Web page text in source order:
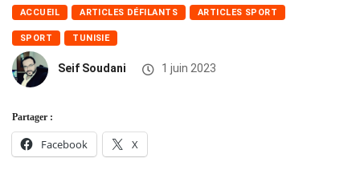
ACCUEIL ARTICLES DÉFILANTS ARTICLES SPORT
SPORT TUNISIE
Seif Soudani 1 juin 2023
Partager :
Facebook X